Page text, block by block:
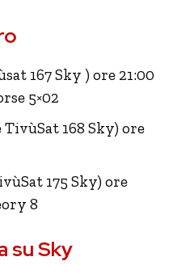
167 Sky ) ore 21:00
5×02
TivùSat 168 Sky) ore
175 Sky) ore
8
su Sky